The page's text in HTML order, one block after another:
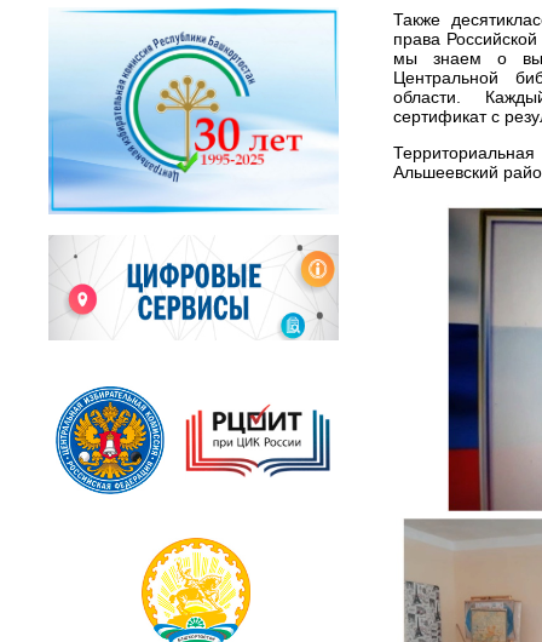
Также
права
мы знаем о
Центральной
области.
сертификат с
Альшеевский